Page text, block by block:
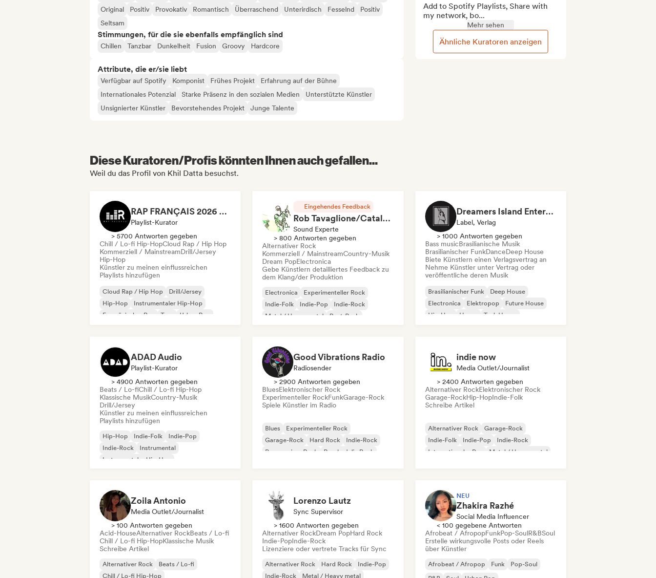
Original
Positiv Provokativ Romantisch Überraschend Unterirdisch Fesselnd
Positiv
Seltsam
Stimmungen, für die sie ebenfalls empfänglich sind
Chillen Tanzbar Dunkelheit Fusion Groovy Hardcore
Attribute, die er/sie liebt
Verfügbar auf Spotify Komponist Frühes Projekt
Erfahrung auf der Bühne
Internationales Potenzial
Starke Präsenz in den sozialen Medien
Unterstützte Künstler
Unsignierter Künstler
Bevorstehendes Projekt Junge Talente
Add to Spotify Playlists, Share with
my network, bo...
Mehr sehen
Ähnliche Kuratoren anzeigen
Diese Kuratoren/Profis könnten Ihnen auch gefallen...
Weil du das Profil von Khil Datta besuchst.
RAP FRANÇAIS 2026 🔥🇫🇷 (Way Records)
Playlist-Kurator
> 5700 Antworten gegeben
Chill / Lo-fi Hip-HopCloud Rap / Hip Hop
Kommerziell / MainstreamDrill/Jersey
Hip-Hop
Künstler zu meinen einflussreichen
Playlists hinzufügen
Cloud Rap / Hip Hop
Drill/Jersey
Hip-Hop
Instrumentaler Hip-Hop
Französischer Rap
Trap
Urban Pop
Eingehendes Feedback
Rob Tavaglione/Catalyst Recording
Sound Experte
> 800 Antworten gegeben
Alternativer Rock
Kommerziell / MainstreamCountry-Musik
Dream PopElectronica
Gebe Künstlern detailliertes Feedback zu
dem Klang/der Produktion
Electronica
Experimenteller Rock
Indie-Folk
Indie-Pop
Indie-Rock
Metal / Heavy metal
Post-Punk
Dreamers Island Entertainment
Label, Verlag
> 1000 Antworten gegeben
Bass musicBrasilianische Musik
Brasilianischer FunkDanceDeep House
Biete Künstlern einen Verlagsvertrag an
Nehme Künstler unter Vertrag oder
veröffentliche deren Musik
Brasilianischer Funk
Deep House
Electronica
Elektropop
Future House
Hip-Hop
House Tech House
ADAD Audio
Playlist-Kurator
> 4900 Antworten gegeben
Beats / Lo-fiChill / Lo-fi Hip-Hop
Klassische MusikCountry-Musik
Drill/Jersey
Künstler zu meinen einflussreichen
Playlists hinzufügen
Hip-Hop Indie-Folk
Indie-Pop
Indie-Rock
Instrumental
Instrumentaler Hip-Hop
Good Vibrations Radio
Radiosender
> 2900 Antworten gegeben
BluesElektronischer Rock
Experimenteller RockFunkGarage-Rock
Spiele Künstler im Radio
Blues
Experimenteller Rock
Garage-Rock
Hard Rock
Indie-Rock
Progressiver Rock
Psychedelic Rock
indie now
Media Outlet/Journalist
> 2400 Antworten gegeben
Alternativer RockElektronischer Rock
Garage-RockHip-HopIndie-Folk
Schreibe Artikel
Alternativer Rock
Garage-Rock
Indie-Folk
Indie-Pop
Indie-Rock
Internationaler Rap
Metal / Heavy metal
Zoila Antonio
Media Outlet/Journalist
> 100 Antworten gegeben
Acid-HouseAlternativer RockBeats / Lo-fi
Chill / Lo-fi Hip-HopKlassische Musik
Schreibe Artikel
Alternativer Rock
Beats / Lo-fi
Chill / Lo-fi Hip-Hop
Lorenzo Lautz
Sync Supervisor
> 1600 Antworten gegeben
Alternativer RockDream PopHard Rock
Indie-PopIndie-Rock
Lizenziere oder vertrete Tracks für Sync
Alternativer Rock Hard Rock
Indie-Pop
Indie-Rock
Metal / Heavy metal
NEU
Zhakira Razhé
Social Media Influencer
< 100 gegebene Antworten
Afrobeat / AfropopFunkPop-SoulR&BSoul
Erstelle wirkungsvolle Posts oder Reels
über Künstler
Afrobeat / Afropop Funk
Pop-Soul